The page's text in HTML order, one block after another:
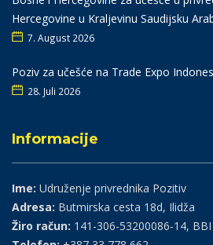
Hercegovine u Kraljevinu Saudijsku
7. August 2026
Poziv za učešće na Trade Expo
28. Juli 2026
Informacije
Ime: Udruženje privrednika Pozitiv
Adresa: Butmirska cesta 18d, Ilidža
Žiro račun: 141-306-53200086-14, BBI